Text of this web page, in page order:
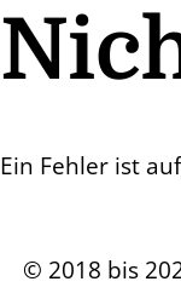
Ein Fehler ist
© 2018 bis